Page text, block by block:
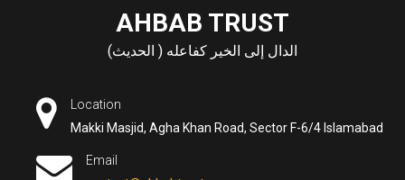
AHBAB TRUST
الدال إلى الخير كفاعله ( الحديث)
Location
Makki Masjid, Agha Khan Road, Sector F-6/4 Islamabad
Email